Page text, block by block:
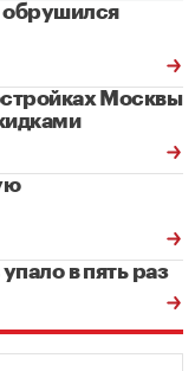
Москвы
в пять раз